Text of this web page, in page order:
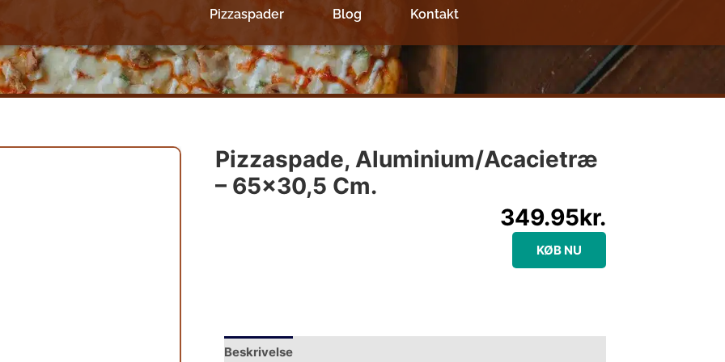
Pizzaspader Blog Kontakt
Pizzaspade, Aluminium/acacietræ
– 65×30,5 Cm.
349.95kr.
KØB NU
Beskrivelse